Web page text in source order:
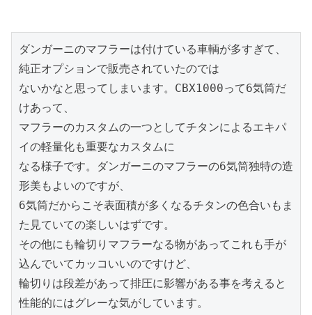
ダンガーニのマフラーは付けている車輌が多すぎて、
純正オプションで販売されていたのでは
ないかなと思ってしまいます。CBX1000って6気筒だ
けあって、
マフラーのカスタムの一つとしてチタンによるエキパ
イの軽量化も重要なカスタムに
なる様子です。ダンガーニのマフラーの6気筒独特の造
形美もよいのですが、
6気筒だからこそ表面積が多くなるチタンの色合いもま
た見ていての楽しいはずです。
その他にも輪切りマフラーなる物があってこれも手が
込んでいてカッコいいのですけど、
輪切りは段差があって排圧に影響がある事を考えると
性能的にはグレーな気がしています。